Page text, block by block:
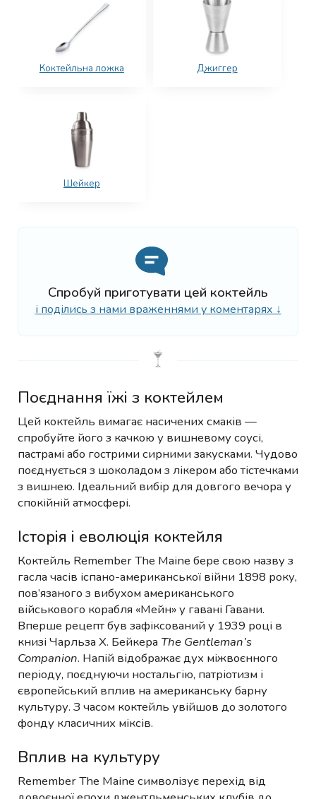
Коктейльна ложка Джиггер
Шейкер
Спробуй приготувати цей коктейль
і поділись з нами враженнями у коментарях ↓
Поєднання їжі з коктейлем
Цей коктейль вимагає насичених смаків —
спробуйте його з качкою у вишневому соусі,
пастрамі або гострими сирними закусками. Чудово
поєднується з шоколадом з лікером або тістечками
з вишнею. Ідеальний вибір для довгого вечора у
спокійній атмосфері.
Історія і еволюція коктейля
Коктейль Remember The Maine бере свою назву з
гасла часів іспано-американської війни 1898 року,
пов’язаного з вибухом американського
військового корабля «Мейн» у гавані Гавани.
Вперше рецепт був зафіксований у 1939 році в
книзі Чарльза Х. Бейкера The Gentleman’s
Companion. Напій відображає дух міжвоєнного
періоду, поєднуючи ностальгію, патріотизм і
європейський вплив на американську барну
культуру. З часом коктейль увійшов до золотого
фонду класичних міксів.
Вплив на культуру
Remember The Maine символізує перехід від